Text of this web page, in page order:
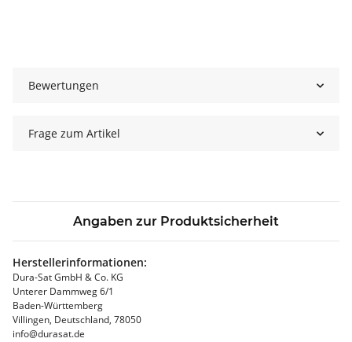
Bewertungen
Frage zum Artikel
Angaben zur Produktsicherheit
Herstellerinformationen:
Dura-Sat GmbH & Co. KG
Unterer Dammweg 6/1
Baden-Württemberg
Villingen, Deutschland, 78050
info@durasat.de